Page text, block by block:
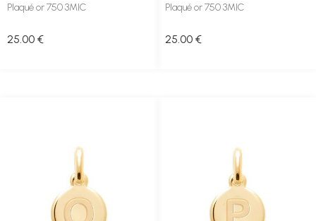
Plaqué or 750 3MIC
25 .00 €
Plaqué or 750 3MIC
25 .00 €